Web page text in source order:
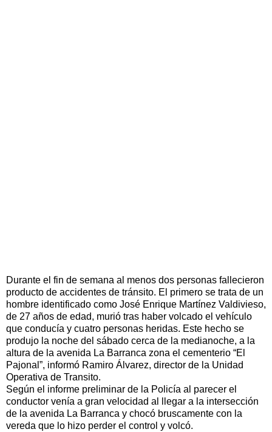
Durante el fin de semana al menos dos personas fallecieron
producto de accidentes de tránsito. El primero se trata de un
hombre identificado como José Enrique Martínez Valdivieso,
de 27 años de edad, murió tras haber volcado el vehículo
que conducía y cuatro personas heridas. Este hecho se
produjo la noche del sábado cerca de la medianoche, a la
altura de la avenida La Barranca zona el cementerio “El
Pajonal”, informó Ramiro Álvarez, director de la Unidad
Operativa de Transito.
Según el informe preliminar de la Policía al parecer el
conductor venía a gran velocidad al llegar a la intersección
de la avenida La Barranca y chocó bruscamente con la
vereda que lo hizo perder el control y volcó.